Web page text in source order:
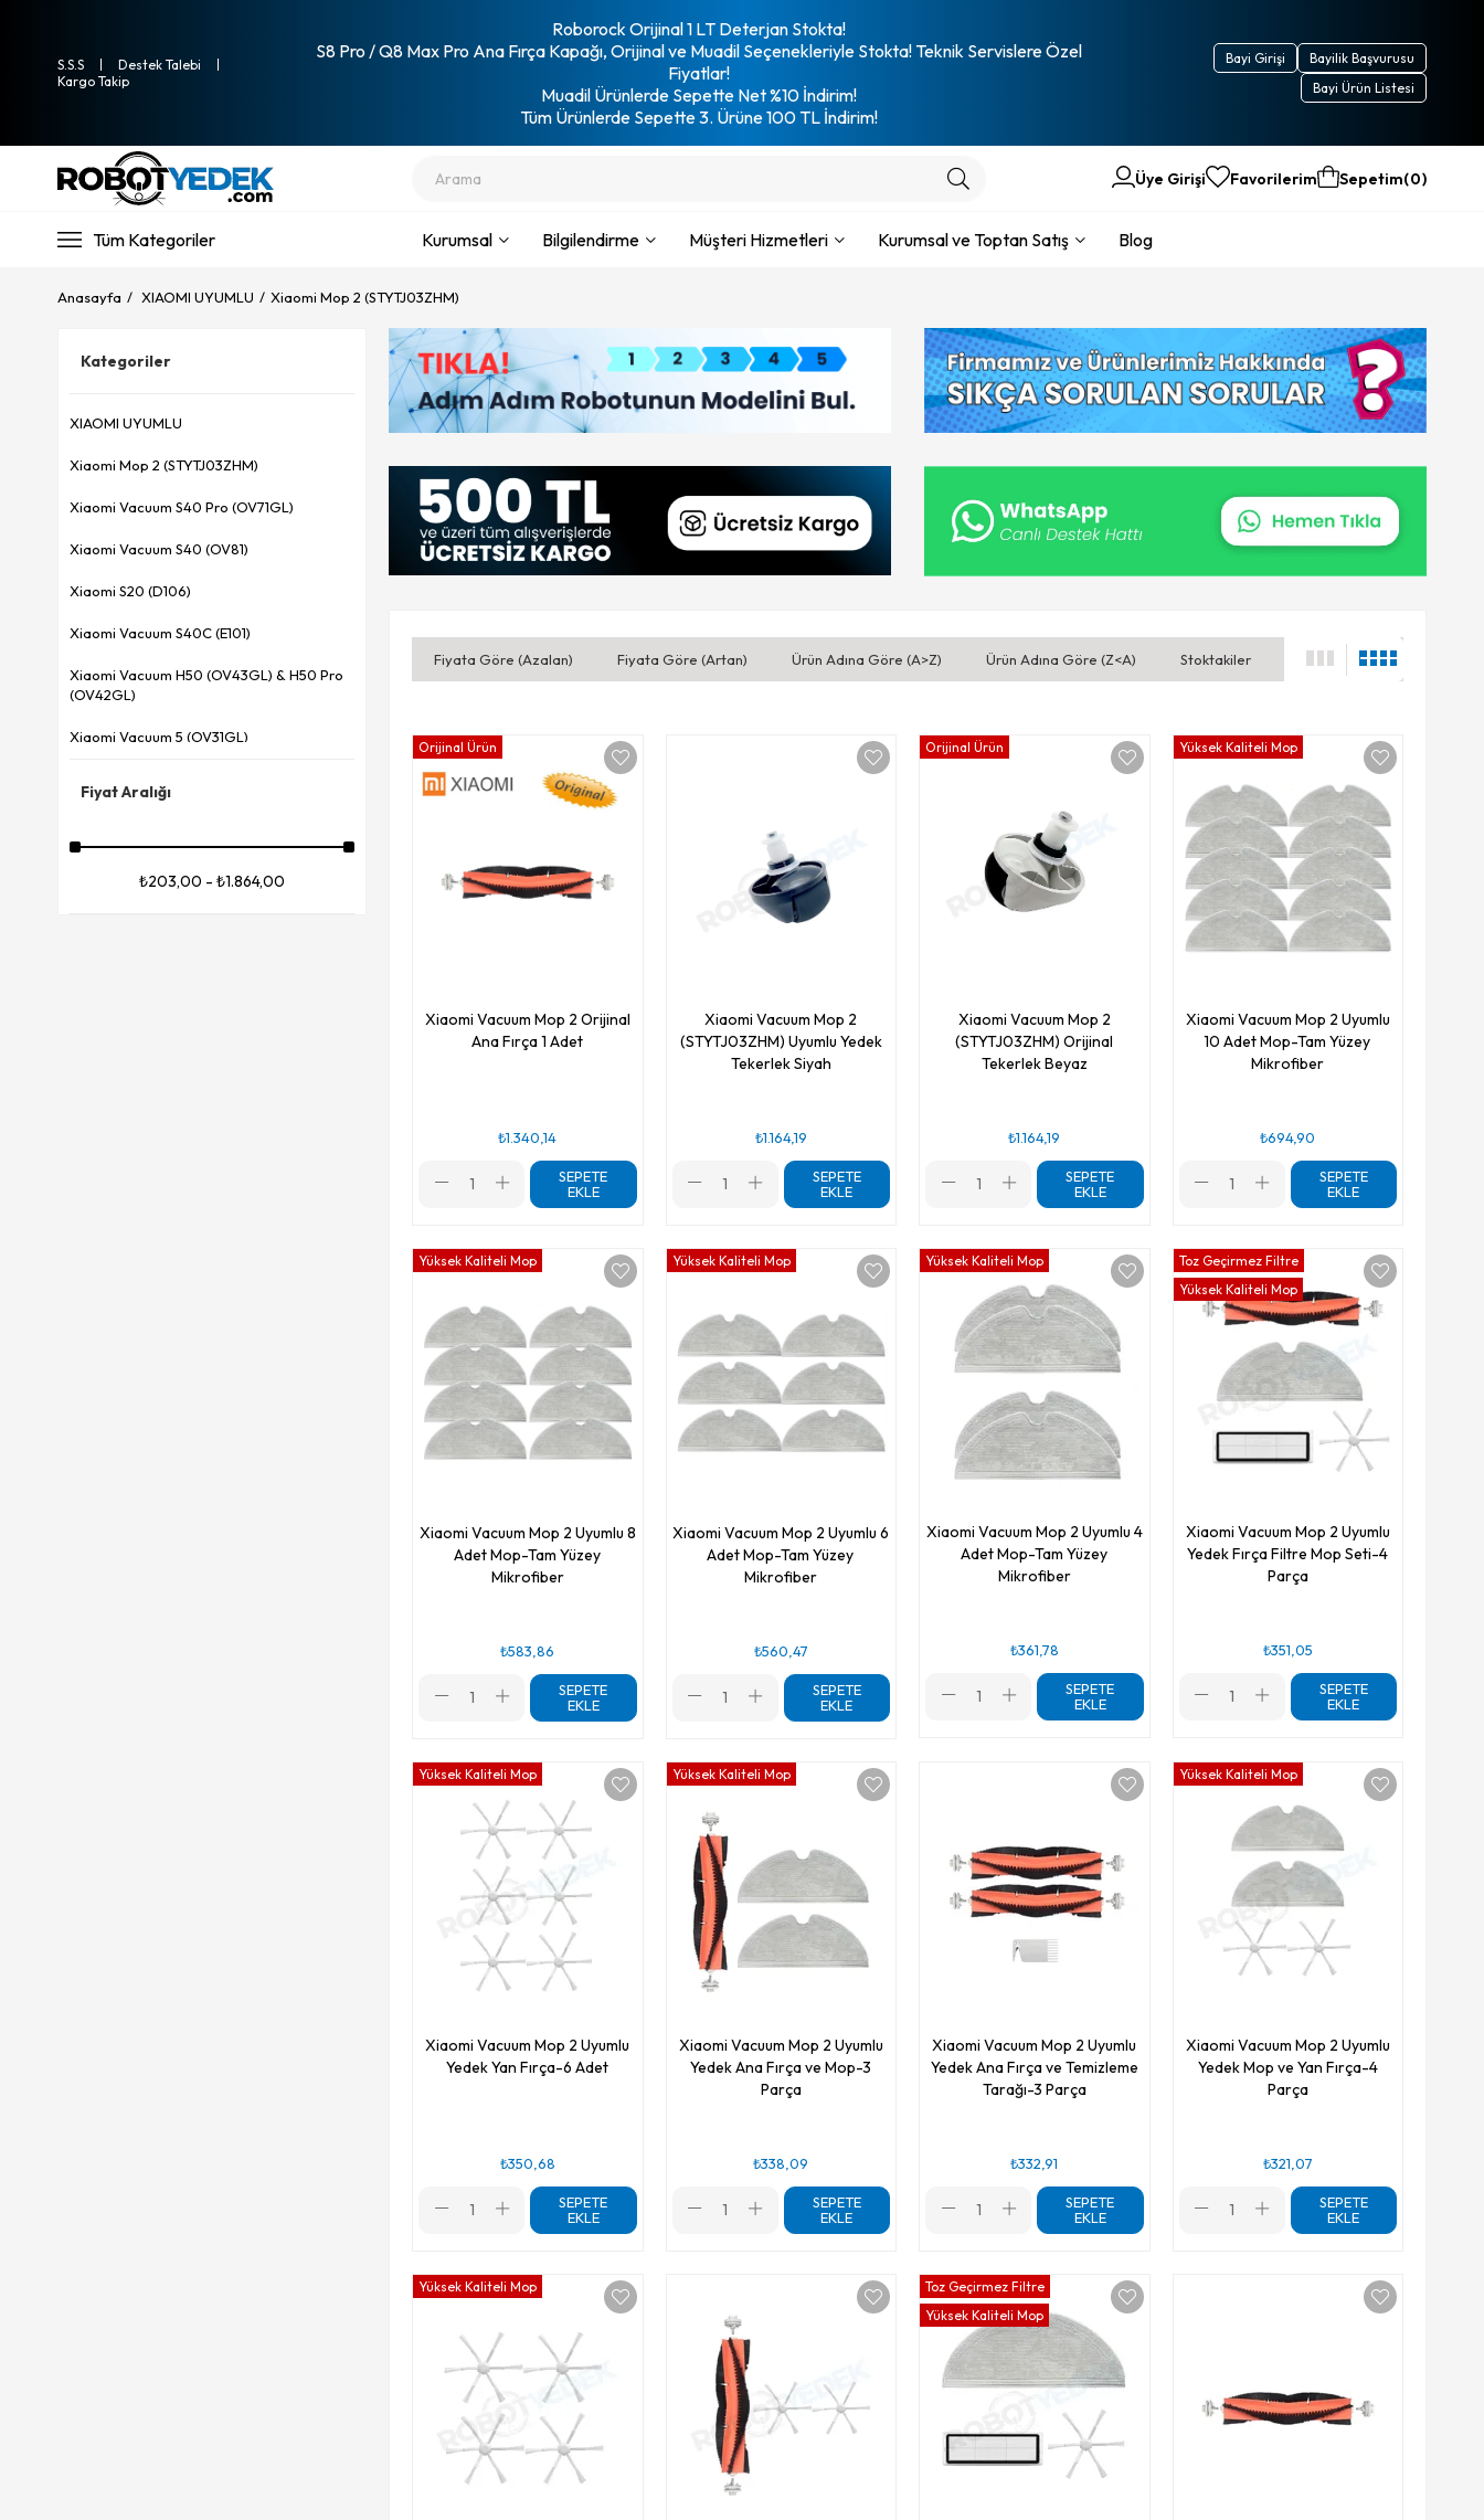
S.S.S
Destek Talebi
Kargo Takip
Roborock Orijinal 1 LT Deterjan Stokta!
S8 Pro / Q8 Max Pro Ana Fırça Kapağı, Orijinal ve Muadil Seçenekleriyle Stokta! Teknik Servislere Özel
Fiyatlar!
Muadil Ürünlerde Sepette Net %10 İndirim!
Tüm Ürünlerde Sepette 3. Ürüne 100 TL İndirim!
Bayilik Başvurusu
Bayi Girişi
Bayi Ürün Listesi
Üye Girişi Favorilerim Sepetim 0
Tüm Kategoriler Kurumsal Bilgilendirme Müşteri Hizmetleri Kurumsal ve Toptan Satış Blog
Anasayfa XIAOMI UYUMLU Xiaomi Mop 2 (STYTJ03ZHM)
Kategoriler
XIAOMI UYUMLU
Xiaomi Mop 2 (STYTJ03ZHM)
Xiaomi Vacuum S40 Pro (OV71GL)
Xiaomi Vacuum S40 (OV81)
Xiaomi S20 (D106)
Xiaomi Vacuum S40C (E101)
Xiaomi Vacuum H50 (OV43GL) & H50 Pro
(OV42GL)
Xiaomi Vacuum 5 (OV31GL)
Fiyat Aralığı
₺203,00 - ₺1.864,00
Fiyata Göre (Azalan) Fiyata Göre (Artan) Ürün Adına Göre (A>Z) Ürün Adına Göre (Z<A) Stoktakiler
Xiaomi Vacuum Mop 2 Orijinal
Ana Fırça 1 Adet
₺1.340,14
SEPETE
EKLE
Orijinal Ürün
Xiaomi Vacuum Mop 2
(STYTJ03ZHM) Uyumlu Yedek
Tekerlek Siyah
₺1.164,19
SEPETE
EKLE
Xiaomi Vacuum Mop 2
(STYTJ03ZHM) Orijinal
Tekerlek Beyaz
₺1.164,19
SEPETE
EKLE
Orijinal Ürün
Xiaomi Vacuum Mop 2 Uyumlu
10 Adet Mop-Tam Yüzey
Mikrofiber
₺694,90
SEPETE
EKLE
Yüksek Kaliteli Mop
Xiaomi Vacuum Mop 2 Uyumlu 8
Adet Mop-Tam Yüzey
Mikrofiber
₺583,86
SEPETE
EKLE
Yüksek Kaliteli Mop
Xiaomi Vacuum Mop 2 Uyumlu 6
Adet Mop-Tam Yüzey
Mikrofiber
₺560,47
SEPETE
EKLE
Yüksek Kaliteli Mop
Xiaomi Vacuum Mop 2 Uyumlu 4
Adet Mop-Tam Yüzey
Mikrofiber
₺361,78
SEPETE
EKLE
Yüksek Kaliteli Mop
Xiaomi Vacuum Mop 2 Uyumlu
Yedek Fırça Filtre Mop Seti-4
Parça
₺351,05
SEPETE
EKLE
Toz Geçirmez Filtre
Yüksek Kaliteli Mop
Xiaomi Vacuum Mop 2 Uyumlu
Yedek Yan Fırça-6 Adet
₺350,68
SEPETE
EKLE
Yüksek Kaliteli Mop
Xiaomi Vacuum Mop 2 Uyumlu
Yedek Ana Fırça ve Mop-3
Parça
₺338,09
SEPETE
EKLE
Yüksek Kaliteli Mop
Xiaomi Vacuum Mop 2 Uyumlu
Yedek Ana Fırça ve Temizleme
Tarağı-3 Parça
₺332,91
SEPETE
EKLE
Xiaomi Vacuum Mop 2 Uyumlu
Yedek Mop ve Yan Fırça-4
Parça
₺321,07
SEPETE
EKLE
Yüksek Kaliteli Mop
Yüksek Kaliteli Mop
Toz Geçirmez Filtre
Yüksek Kaliteli Mop